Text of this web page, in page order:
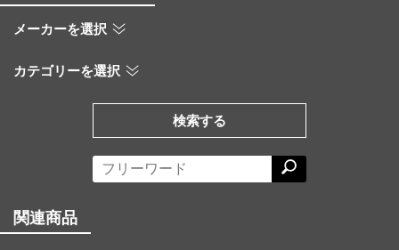
メーカーを選択
カテゴリーを選択
検索する
関連商品